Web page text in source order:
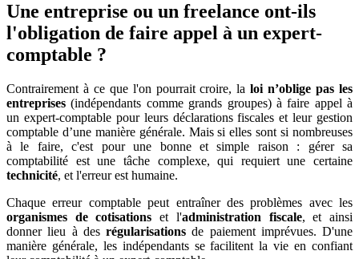
Une entreprise ou un freelance ont-ils
l'obligation de faire appel à un expert-
comptable ?
Contrairement à ce que l'on pourrait croire, laloi n’oblige pas les
entreprises (indépendants comme grands groupes) à faire appel à
un expert-comptable pour leurs déclarations fiscales et leur gestion
comptable d’une manière générale. Mais si elles sont si nombreuses
à le faire, c'est pour une bonne et simple raison : gérer sa
comptabilité est une tâche complexe, qui requiert une certaine
technicité, et l'erreur est humaine.
Chaque erreur comptable peut entraîner des problèmes avec les
organismes de cotisationset l'administration fiscale, et ainsi
donner lieu à des régularisations de paiement imprévues. D'une
manière générale, les indépendants se facilitent la vie en confiant